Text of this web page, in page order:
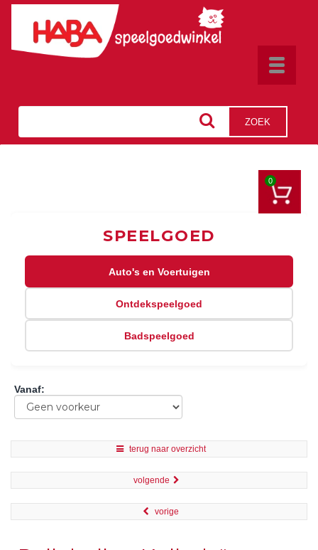
Toggle
ZOEK
0
SPEELGOED
Auto's en Voertuigen
Ontdekspeelgoed
Badspeelgoed
Vanaf:
terug naar overzicht
volgende
vorige